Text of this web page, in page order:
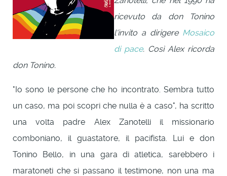
ricevuto da don Tonino
l'invito a dirigere Mosaico
di pace. Così Alex ricorda
don Tonino.
"Io sono le persone che ho incontrato. Sembra tutto
un caso, ma poi scopri che nulla è a caso", ha scritto
una volta padre Alex Zanotelli il missionario
comboniano, il guastatore, il pacifista. Lui e don
Tonino Bello, in una gara di atletica, sarebbero i
maratoneti che si passano il testimone, non una ma